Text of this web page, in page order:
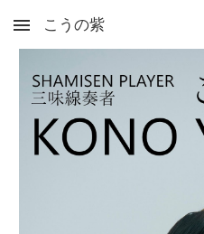
Skip to main content
こうの紫